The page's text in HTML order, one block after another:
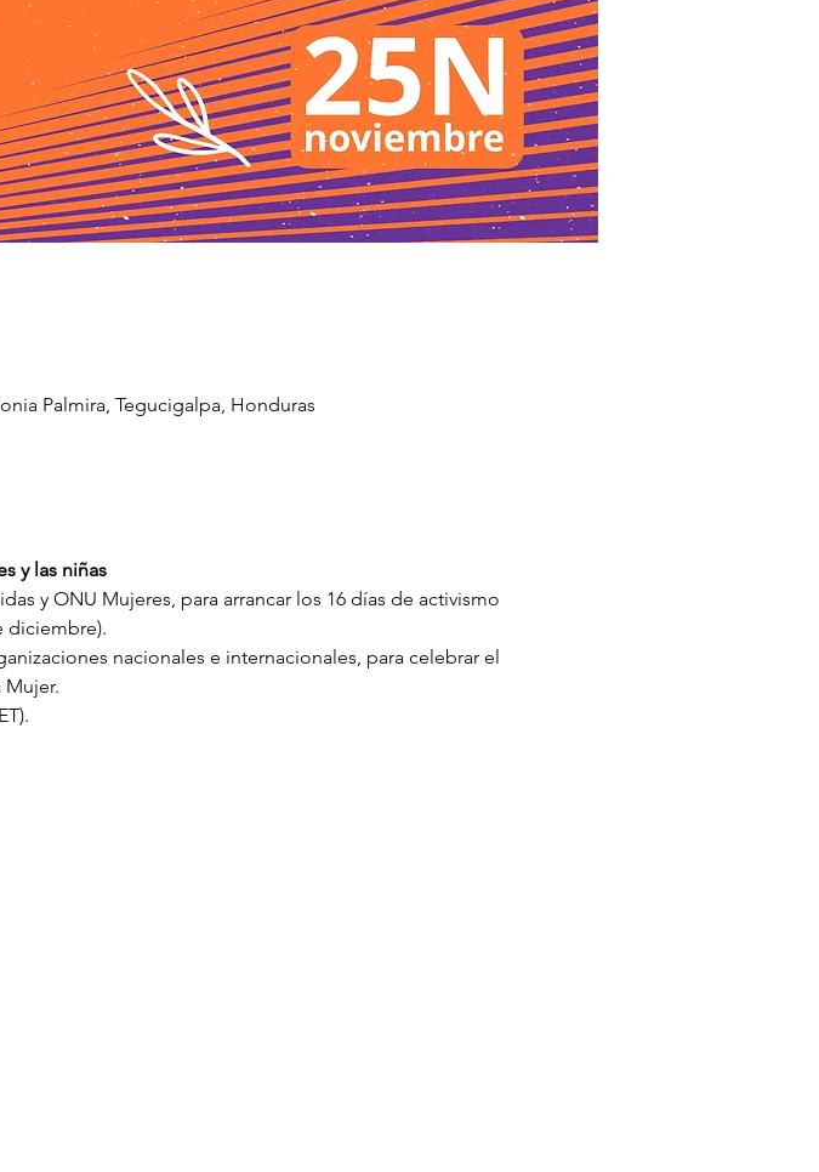
Palmira, Tegucigalpa, Honduras
y las niñas
y ONU Mujeres, para arrancar los 16 días de activismo
diciembre).
nacionales e internacionales, para celebrar el